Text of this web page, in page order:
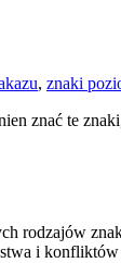
, znaki
znać te
rodzajów
i konfliktów